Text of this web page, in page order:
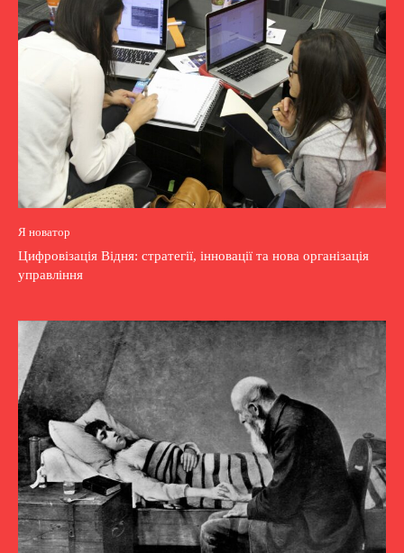
Я новатор
Цифровізація Відня: стратегії, інновації та нова організація
управління